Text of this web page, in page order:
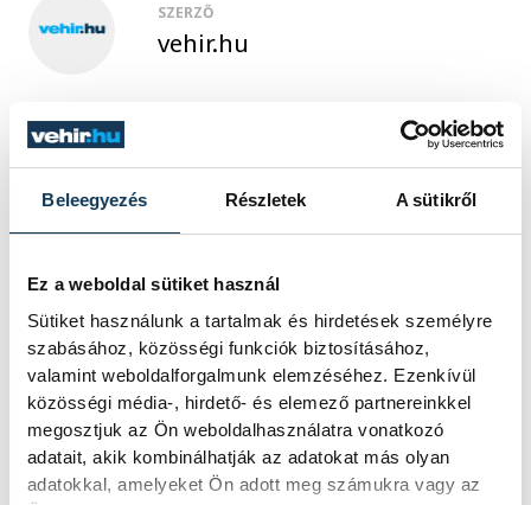
Beleegyezés Részletek A sütikről
Ez a weboldal sütiket használ
Sütiket használunk a tartalmak és hirdetések személyre
szabásához, közösségi funkciók biztosításához,
valamint weboldalforgalmunk elemzéséhez. Ezenkívül
közösségi média-, hirdető- és elemező partnereinkkel
megosztjuk az Ön weboldalhasználatra vonatkozó
adatait, akik kombinálhatják az adatokat más olyan
adatokkal, amelyeket Ön adott meg számukra vagy az
SZERZŐ
vehir.hu